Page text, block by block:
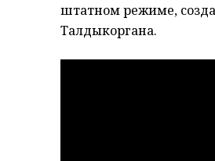
штатном режиме,
Талдыкоргана.